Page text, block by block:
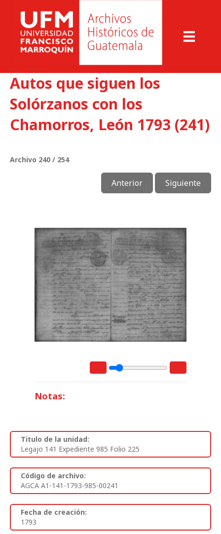
Autos que siguen los
Solórzanos con los
Chamorros, León 1793 (241)
Archivo 240 / 254
Anterior Siguiente
Notas:
Titulo de la unidad:
Legajo 141 Expediente 985 Folio 225
Código de archivo:
AGCA A1-141-1793-985-00241
Fecha de creación:
1793